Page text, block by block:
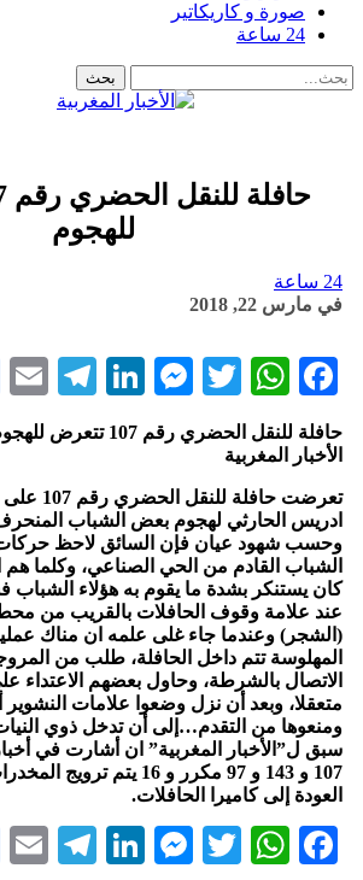
صورة و كاريكاتير
24 ساعة
للهجوم
24 ساعة
في مارس 22, 2018
Facebook
WhatsApp
Twitter
حافلة للنقل الحضري رقم 107 تتعرض للهجوم
الأخبار المغربية
تعرضت
ادريس الحارثي لهجوم بعض الشباب
وحسب شهود عيان فإن السائق لاحظ
الشباب القادم من الحي الصناعي، وكلما هم
كان يستنكر بشدة ما يقوم به هؤلاء الشباب
عند علامة وقوف الحافلات بالقريب من
(الشجر) وعندما جاء غلى علمه ان مناك
المهلوسة تتم داخل الحافلة، طلب من
الاتصال بالشرطة، وحاول بعضهم الاعتداء
متعقلا، وبعد أن نزل وضعوا علامات النشوير
ومنعوها من التقدم…إلى أن تدخل ذوي
سبق ل”الأخبار المغربية” ان أشارت في
107 و 143 و 97 مكرر و 16 يتم
العودة إلى كاميرا الحافلات.
Facebook
WhatsApp
Twitter